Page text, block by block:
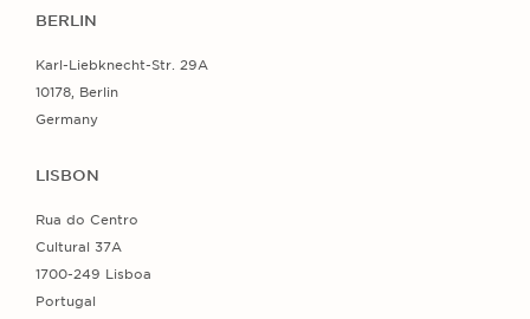
BERLIN
Karl-Liebknecht-Str. 29A
10178, Berlin
Germany
LISBON
Rua do Centro
Cultural 37A
1700-249 Lisboa
Portugal